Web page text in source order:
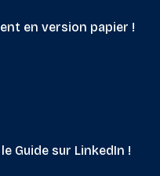
en version papier !
Guide sur LinkedIn !